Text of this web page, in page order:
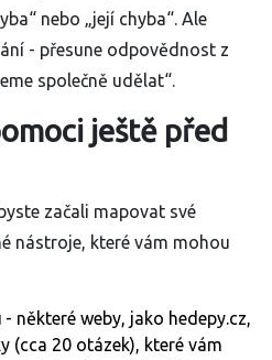
nebo „její chyba“. Ale
- přesune odpovědnost z
společně udělat“.
ještě před
začali mapovat své
nástroje, které vám mohou
- některé weby, jako hedepy.cz,
(cca 20 otázek), které vám